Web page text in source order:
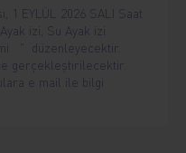
1 EYLÜL 2026 SALI Saat
izi, Su Ayak izi
" düzenleyecektir.
gerçekleştirilecektir.
e mail ile bilgi